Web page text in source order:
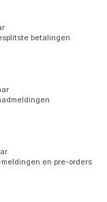
betalingen
en pre-orders